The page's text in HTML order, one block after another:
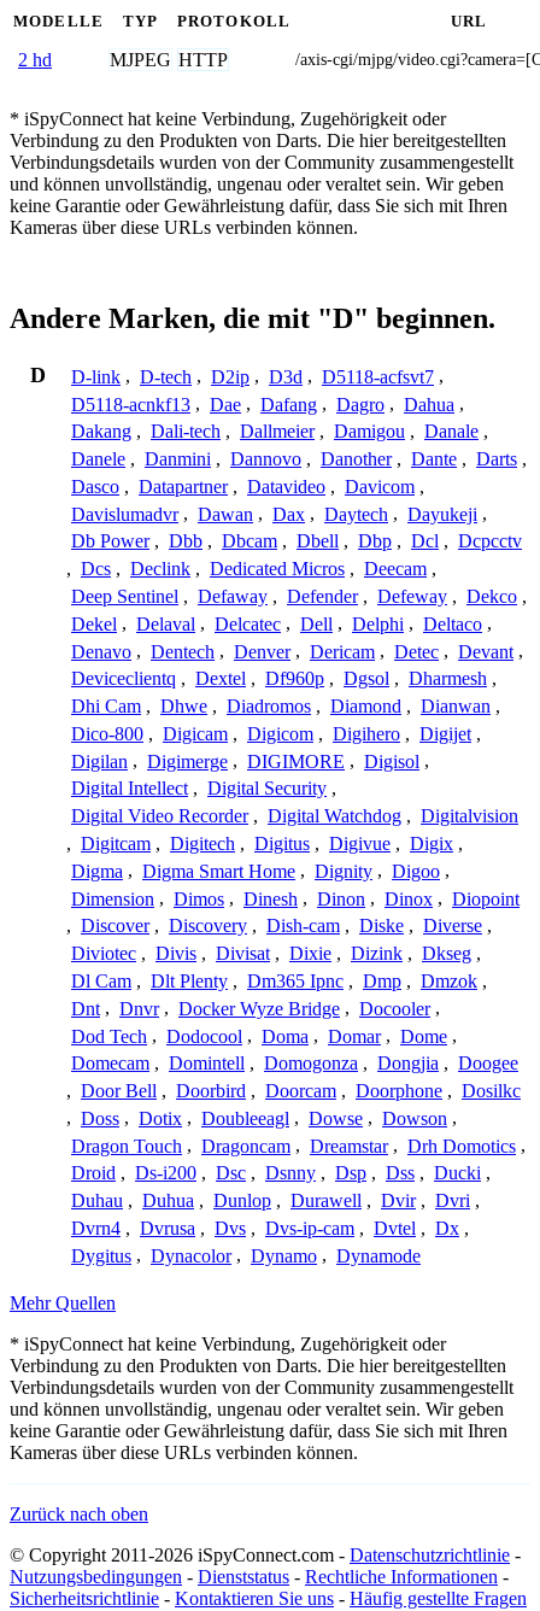
MODELLE TYP PROTOKOLL URL
2 hd MJPEG HTTP /axis-cgi/mjpg/
* iSpyConnect hat keine Verbindung, Zugehörigkeit oder
Verbindung zu den Produkten von Darts. Die hier bereitgestellten
Verbindungsdetails wurden von der Community zusammengestellt
und können unvollständig, ungenau oder veraltet sein. Wir geben
keine Garantie oder Gewährleistung dafür, dass Sie sich mit Ihren
Kameras über diese URLs verbinden können.
Andere Marken, die mit "D" beginnen.
D D-link , D-tech , D2ip , D3d , D5118-acfsvt7 ,
D5118-acnkf13 , Dae , Dafang , Dagro , Dahua ,
Dakang , Dali-tech , Dallmeier , Damigou , Danale ,
Danele , Danmini , Dannovo , Danother , Dante , Darts ,
Dasco , Datapartner , Datavideo , Davicom ,
Davislumadvr , Dawan , Dax , Daytech , Dayukeji ,
Db Power , Dbb , Dbcam , Dbell , Dbp , Dcl , Dcpcctv
, Dcs , Declink , Dedicated Micros , Deecam ,
Deep Sentinel , Defaway , Defender , Defeway , Dekco ,
Dekel , Delaval , Delcatec , Dell , Delphi , Deltaco ,
Denavo , Dentech , Denver , Dericam , Detec , Devant ,
Deviceclientq , Dextel , Df960p , Dgsol , Dharmesh ,
Dhi Cam , Dhwe , Diadromos , Diamond , Dianwan ,
Dico-800 , Digicam , Digicom , Digihero , Digijet ,
Digilan , Digimerge , DIGIMORE , Digisol ,
Digital Intellect , Digital Security ,
Digital Video Recorder , Digital Watchdog , Digitalvision
, Digitcam , Digitech , Digitus , Digivue , Digix ,
Digma , Digma Smart Home , Dignity , Digoo ,
Dimension , Dimos , Dinesh , Dinon , Dinox , Diopoint
, Discover , Discovery , Dish-cam , Diske , Diverse ,
Diviotec , Divis , Divisat , Dixie , Dizink , Dkseg ,
Dl Cam , Dlt Plenty , Dm365 Ipnc , Dmp , Dmzok ,
Dnt , Dnvr , Docker Wyze Bridge , Docooler ,
Dod Tech , Dodocool , Doma , Domar , Dome ,
Domecam , Domintell , Domogonza , Dongjia , Doogee
, Door Bell , Doorbird , Doorcam , Doorphone , Dosilkc
, Doss , Dotix , Doubleeagl , Dowse , Dowson ,
Dragon Touch , Dragoncam , Dreamstar , Drh Domotics ,
Droid , Ds-i200 , Dsc , Dsnny , Dsp , Dss , Ducki ,
Duhau , Duhua , Dunlop , Durawell , Dvir , Dvri ,
Dvrn4 , Dvrusa , Dvs , Dvs-ip-cam , Dvtel , Dx ,
Dygitus , Dynacolor , Dynamo , Dynamode
Mehr Quellen
* iSpyConnect hat keine Verbindung, Zugehörigkeit oder
Verbindung zu den Produkten von Darts. Die hier bereitgestellten
Verbindungsdetails wurden von der Community zusammengestellt
und können unvollständig, ungenau oder veraltet sein. Wir geben
keine Garantie oder Gewährleistung dafür, dass Sie sich mit Ihren
Kameras über diese URLs verbinden können.
Zurück nach oben
© Copyright 2011-2026 iSpyConnect.com - Datenschutzrichtlinie -
Nutzungsbedingungen - Dienststatus - Rechtliche Informationen -
Sicherheitsrichtlinie - Kontaktieren Sie uns - Häufig gestellte Fragen